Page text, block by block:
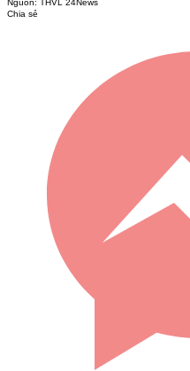
Nguồn: THVL 24News
Chia sẻ